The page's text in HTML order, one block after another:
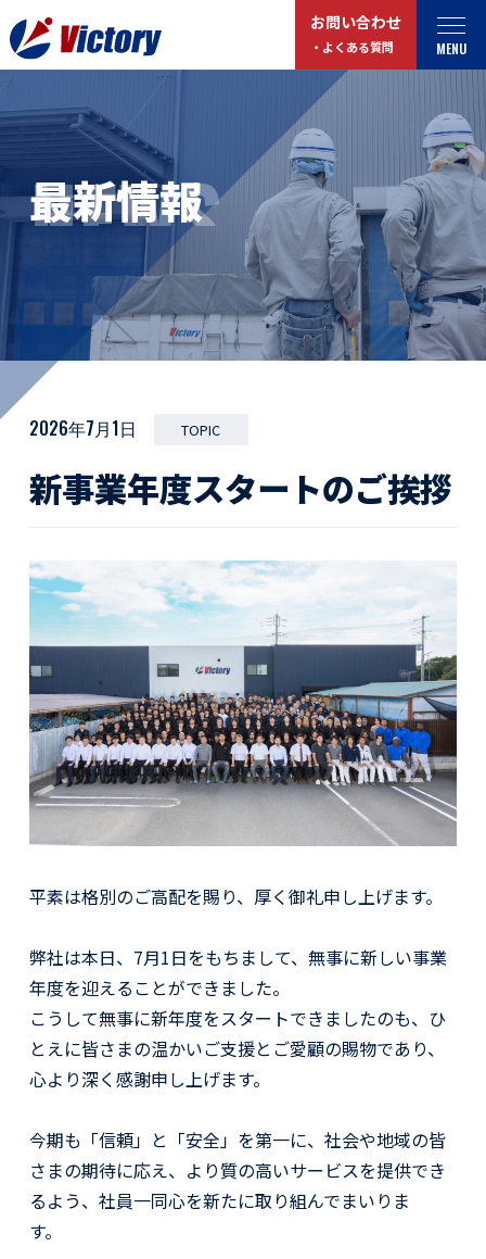
MENU
お問い合わせ
・よくある質問
トップ
事業紹介
総合解体 / 解体事業
産業廃棄物収集/ 運搬
企業概要
私たちについて
活動レポート
最新情報
お役立ちコラム
プライバシーポリシー
お問い合わせ
よくある質問
採用情報
社員紹介
社員インタビュー
育休取得者インタビュー
福利厚生
募集要項一覧
ドライバー職場体験
採用エントリー
よくある質問
Social link
サイト内検索
最新情報
NEWS
2026年7月1日 TOPIC
新事業年度スタートのご挨拶
平素は格別のご高配を賜り、厚く御礼申し上げます。
弊社は本日、7月1日をもちまして、無事に新しい事業
年度を迎えることができました。
こうして無事に新年度をスタートできましたのも、ひ
とえに皆さまの温かいご支援とご愛顧の賜物であり、
心より深く感謝申し上げます。
今期も「信頼」と「安全」を第一に、社会や地域の皆
さまの期待に応え、より質の高いサービスを提供でき
るよう、社員一同心を新たに取り組んでまいりま
す。